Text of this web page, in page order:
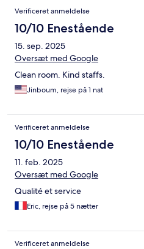
Verificeret anmeldelse
10/10 Enestående
15. sep. 2025
Oversæt med Google
Clean room. Kind staffs.
Jinboum, rejse på 1 nat
Verificeret anmeldelse
10/10 Enestående
11. feb. 2025
Oversæt med Google
Qualité et service
Eric, rejse på 5 nætter
Verificeret anmeldelse